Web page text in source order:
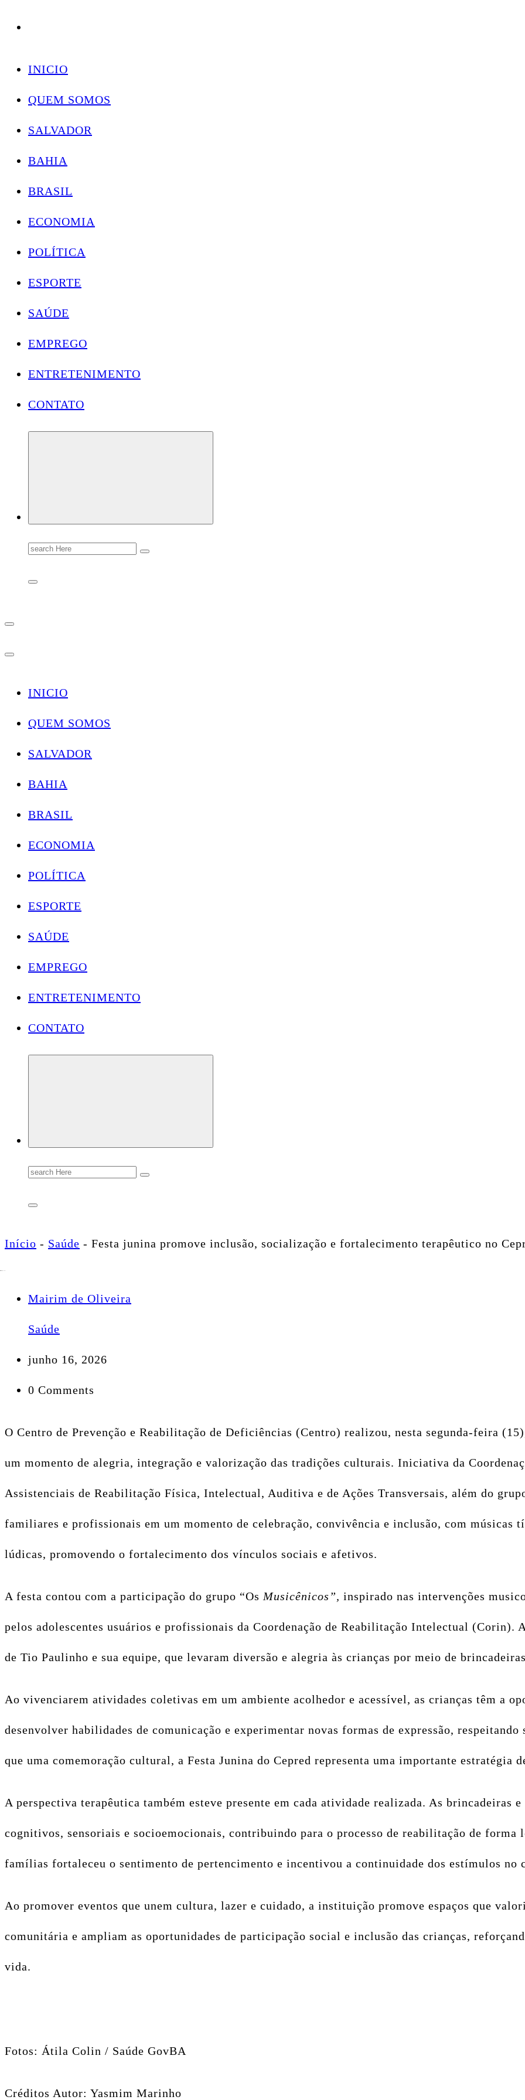
Skip
INICIO
QUEM SOMOS
SALVADOR
BAHIA
BRASIL
ECONOMIA
POLÍTICA
ESPORTE
SAÚDE
EMPREGO
ENTRETENIMENTO
CONTATO
Search
for:
INICIO
QUEM SOMOS
SALVADOR
BAHIA
BRASIL
ECONOMIA
POLÍTICA
ESPORTE
SAÚDE
EMPREGO
ENTRETENIMENTO
CONTATO
Search
for:
Início - Saúde - Festa junina promove inclusão, socialização e fortalecimento terapêutico no
Mairim de Oliveira
Saúde
junho 16, 2026
0 Comments
O Centro de Prevenção e Reabilitação de Deficiências (Centro) realizou, nesta segunda-feira
um momento de alegria, integração e valorização das tradições culturais. Iniciativa da
Assistenciais de Reabilitação Física, Intelectual, Auditiva e de Ações Transversais, além do
familiares e profissionais em um momento de celebração, convivência e inclusão, com músicas
lúdicas, promovendo o fortalecimento dos vínculos sociais e afetivos.
A festa contou com a participação do grupo “Os Musicênicos”, inspirado nas intervenções
pelos adolescentes usuários e profissionais da Coordenação de Reabilitação Intelectual (Corin).
de Tio Paulinho e sua equipe, que levaram diversão e alegria às crianças por meio de
Ao vivenciarem atividades coletivas em um ambiente acolhedor e acessível, as crianças têm a
desenvolver habilidades de comunicação e experimentar novas formas de expressão,
que uma comemoração cultural, a Festa Junina do Cepred representa uma importante estratégia
A perspectiva terapêutica também esteve presente em cada atividade realizada. As brincadeiras
cognitivos, sensoriais e socioemocionais, contribuindo para o processo de reabilitação de forma
famílias fortaleceu o sentimento de pertencimento e incentivou a continuidade dos estímulos no
Ao promover eventos que unem cultura, lazer e cuidado, a instituição promove espaços que
comunitária e ampliam as oportunidades de participação social e inclusão das crianças,
vida.
Fotos: Átila Colin / Saúde GovBA
Créditos Autor: Yasmim Marinho